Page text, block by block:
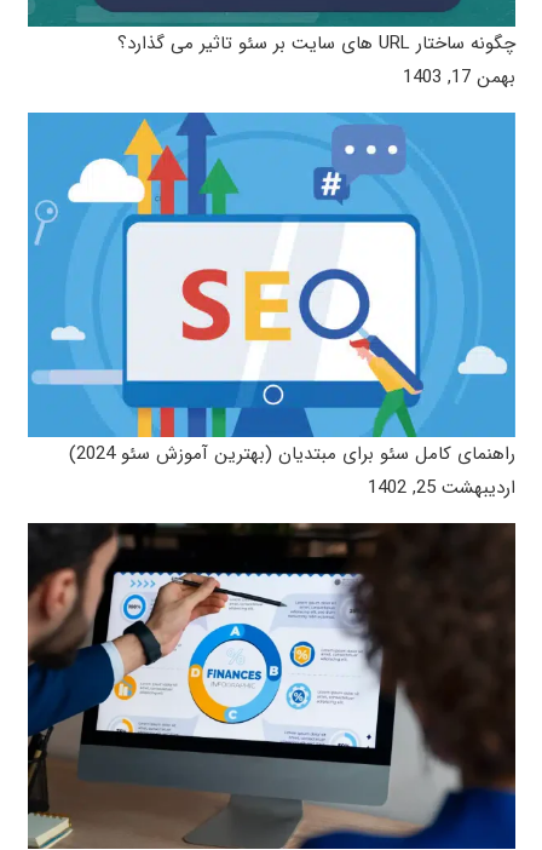
چگونه ساختار URL های سایت بر سئو تاثیر می ‌گذارد؟
بهمن 17, 1403
راهنمای کامل سئو برای مبتدیان (بهترین آموزش سئو 2024)
اردیبهشت 25, 1402